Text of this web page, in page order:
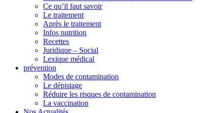
Ce qu’il faut savoir
Le traitement
Après le traitement
Infos nutrition
Recettes
Juridique – Social
Lexique médical
prévention
Modes de contamination
Le dépistage
Réduire les risques de contamination
La vaccination